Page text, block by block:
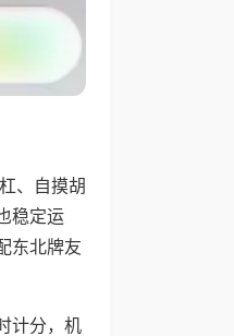
、自摸胡
稳定运
东北牌友
计分，机